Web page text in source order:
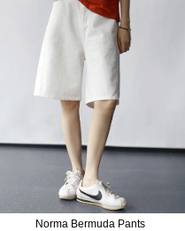
Norma Bermuda Pants